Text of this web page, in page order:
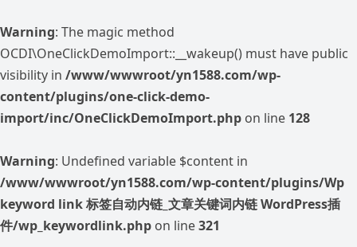
Warning: The magic method
OCDI\OneClickDemoImport::__wakeup() must have public
visibility in /www/wwwroot/yn1588.com/wp-
content/plugins/one-click-demo-
import/inc/OneClickDemoImport.php on line 128
Warning: Undefined variable $content in
/www/wwwroot/yn1588.com/wp-content/plugins/Wp
keyword link 标签自动内链_文章关键词内链 WordPress插
件/wp_keywordlink.php on line321